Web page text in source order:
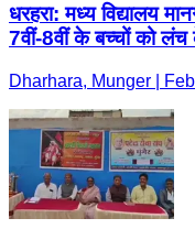
धरहरा: मध्य विद्यालय
7वीं-8वीं के बच्चों को लंच
Dharhara, Munger |